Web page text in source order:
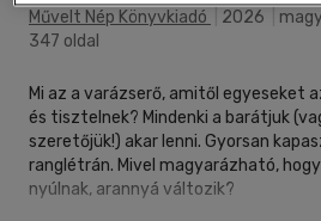
Művelt Nép Könyvkiadó 2026
347 oldal
Mi az a varázserő, amitől egyeseket
és tisztelnek? Mindenki a barátjuk
szeretőjük!) akar lenni. Gyorsan
ranglétrán. Mivel magyarázható,
nyúlnak, arannyá változik?